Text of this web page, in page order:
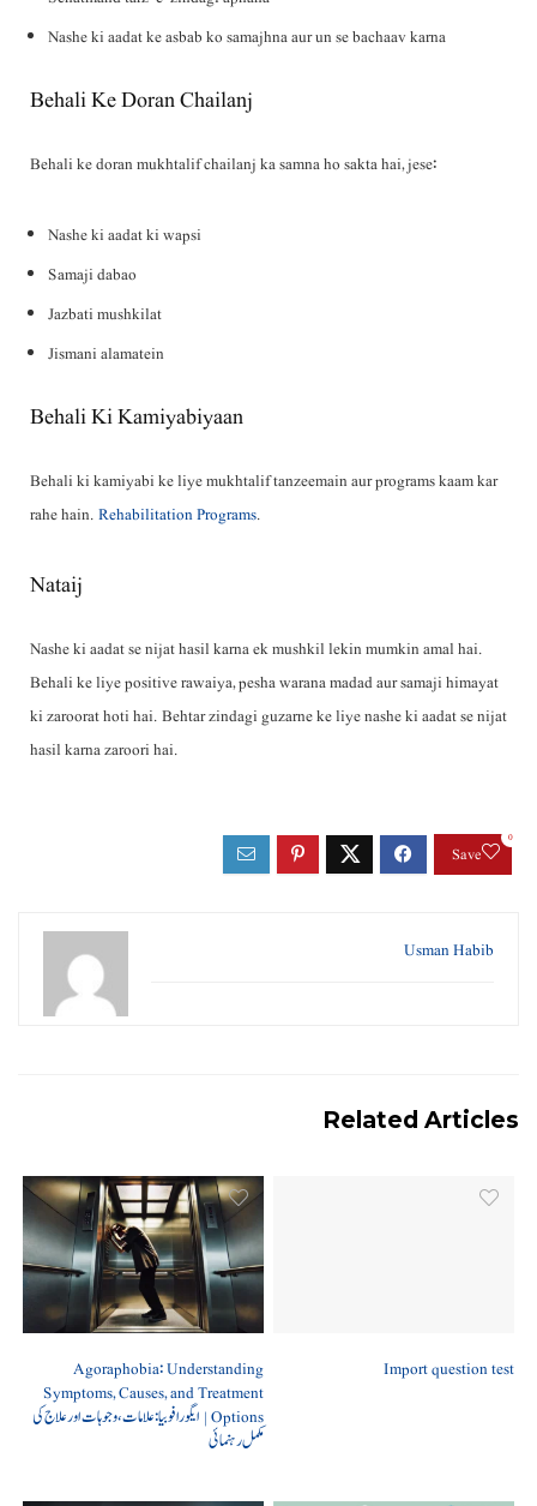
Nashe ki aadat ke asbab ko samajhna aur un se bachaav karna
Behali Ke Doran Chailanj
Behali ke doran mukhtalif chailanj ka samna ho sakta hai, jese:
Nashe ki aadat ki wapsi
Samaji dabao
Jazbati mushkilat
Jismani alamatein
Behali Ki Kamiyabiyaan
Behali ki kamiyabi ke liye mukhtalif tanzeemain aur programs kaam kar
rahe hain.Rehabilitation Programs.
Nataij
Nashe ki aadat se nijat hasil karna ek mushkil lekin mumkin amal hai.
Behali ke liye positive rawaiya, pesha warana madad aur samaji himayat
ki zaroorat hoti hai. Behtar zindagi guzarne ke liye nashe ki aadat se nijat
hasil karna zaroori hai.
Save
0
Usman Habib
Related Articles
Import question test
Agoraphobia: Understanding
Symptoms, Causes, and Treatment
Options | ایگورافوبیا: علامات، وجوہات اور علاج کی
مکمل رہنمائی